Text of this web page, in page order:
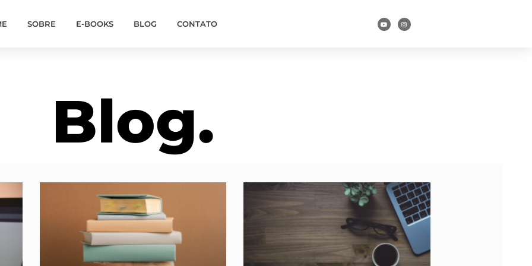
SOBRE E-BOOKS BLOG CONTATO
Blog.